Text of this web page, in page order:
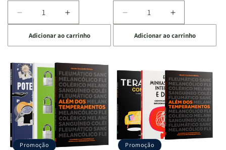
Diminuir
a
quantidade
de
Raizes
da
Alma
|
O
Vício
Agradar
Aumentar
a
quantidade
de
Raizes
da
Alma
|
O
Vício
de
Agradar
Adicionar ao carrinho
Diminuir
a
quantidade
de
Quarto
de
Guerra
Livro
+
Devocional
Aumentar
a
quantidade
de
Quarto
de
Guerra
|
Livro
+
Devocional
Adicionar ao carrinho
Promoção Promoção